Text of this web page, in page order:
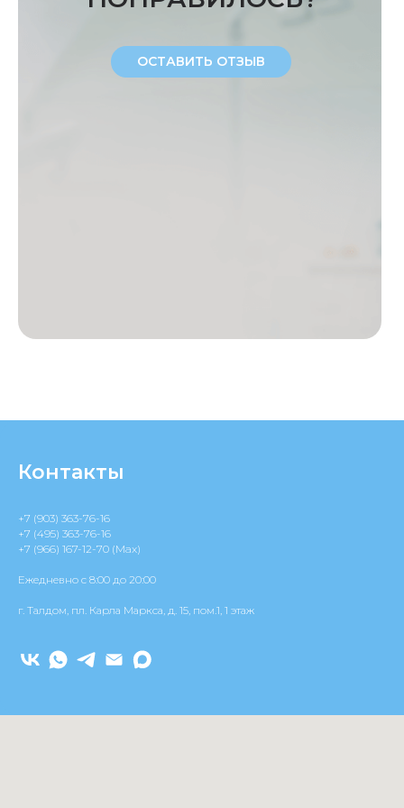
ОСТАВИТЬ ОТЗЫВ
Контакты
+7 (903) 363-76-16
+7 (495) 363-76-16
+7 (966) 167-12-70 (Max)
Ежедневно c 8:00 до 20:00
г. Талдом, пл. Карла Маркса, д. 15, пом.1, 1 этаж